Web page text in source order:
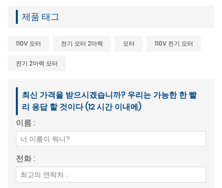
제품 태그
110V 모터 전기 모터 2마력 모터 110V 전기 모터
전기 2마력 모터
최신 가격을 받으시겠습니까? 우리는 가능한 한 빨
리 응답 할 것이다 (12 시간 이내에)
이름 :
전화 :